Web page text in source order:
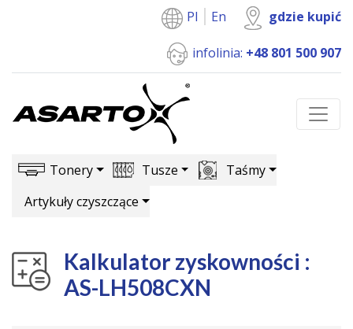
Pl En gdzie kupić
infolinia: +48 801 500 907
Tonery Tusze
Taśmy
Artykuły czyszczące
Kalkulator zyskowności :
AS-LH508CXN